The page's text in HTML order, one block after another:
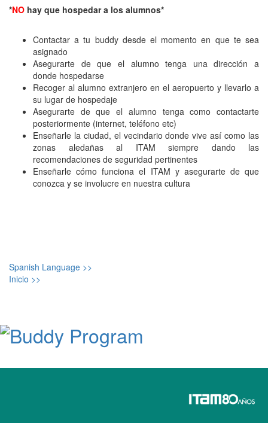
*NO hay que hospedar a los alumnos*
Contactar a tu buddy desde el momento en que te sea
asignado
Asegurarte de que el alumno tenga una dirección a
donde hospedarse
Recoger al alumno extranjero en el aeropuerto y llevarlo a
su lugar de hospedaje
Asegurarte de que el alumno tenga como contactarte
posteriormente (internet, teléfono etc)
Enseñarle la ciudad, el vecindario donde vive así como las
zonas aledañas al ITAM siempre dando las
recomendaciones de seguridad pertinentes
Enseñarle cómo funciona el ITAM y asegurarte de que
conozca y se involucre en nuestra cultura
Spanish Language >>
Inicio >>